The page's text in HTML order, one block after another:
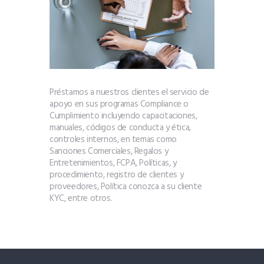
Préstamos a nuestros clientes el servicio de
apoyo en sus programas Compliance o
Cumplimiento incluyendo capacitaciones,
manuales, códigos de conducta y ética,
controles internos, en temas como
Sanciones Comerciales, Regalos y
Entretenimientos, FCPA, Políticas, y
procedimiento, registro de clientes y
proveedores, Política conozca a su cliente
KYC, entre otros.